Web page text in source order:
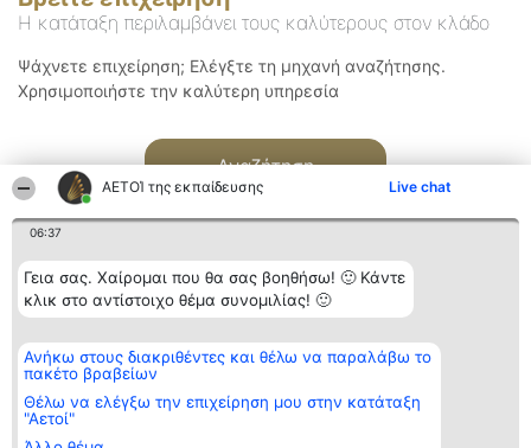
ΑΕΤΟΊ της εκπαίδευσης Live chat
06:37
Γεια σας. Χαίρομαι που θα σας βοηθήσω! 🙂 Κάντε
κλικ στο αντίστοιχο θέμα συνομιλίας! 🙂
Ανήκω στους διακριθέντες και θέλω να παραλάβω το
πακέτο βραβείων
Θέλω να ελέγξω την επιχείρηση μου στην κατάταξη
"Αετοί"
Η κατάταξη περιλαμβάνει τους καλύτερους στον κλάδο
Ψάχνετε επιχείρηση; Ελέγξτε τη μηχανή αναζήτησης.
Χρησιμοποιήστε την καλύτερη υπηρεσία
Αναζήτηση
Διοργανωτής της
κατάταξης
BEAUTIFUL COMPANY
ΤΗΛ. ΕΠΙΚΟΙΝΩΝΙΑΣ:
2104128019
email:
Κατάταξη
Διακριθέντες
των
διακριθέντων
Επικοινωνία
Επικοινωνία